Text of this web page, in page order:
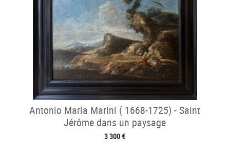
Antonio Maria Marini ( 1668-1725) - Saint
Jérôme dans un paysage
3 300 €